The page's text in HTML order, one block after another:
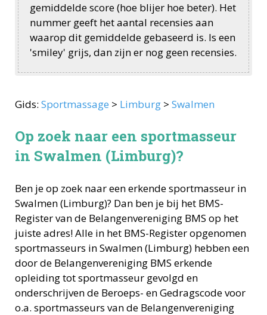
gemiddelde score (hoe blijer hoe beter). Het
nummer geeft het aantal recensies aan
waarop dit gemiddelde gebaseerd is. Is een
'smiley' grijs, dan zijn er nog geen recensies.
Gids: Sportmassage > Limburg > Swalmen
Op zoek naar een sportmasseur
in Swalmen (Limburg)?
Ben je op zoek naar een erkendesportmasseur in
Swalmen(Limburg)? Dan ben je bij het BMS-
Register van de Belangenvereniging BMS op het
juiste adres! Alle in het BMS-Register opgenomen
sportmasseurs inSwalmen(Limburg) hebben een
door de Belangenvereniging BMS erkende
opleiding totsportmasseur gevolgd en
onderschrijven de Beroeps- en Gedragscode voor
o.a. sportmasseurs van de Belangenvereniging